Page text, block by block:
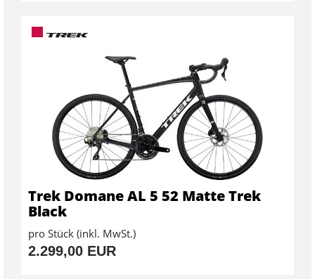
Trek Domane AL 5 52 Matte Trek
Black
pro Stück (inkl. MwSt.)
2.299,00 EUR